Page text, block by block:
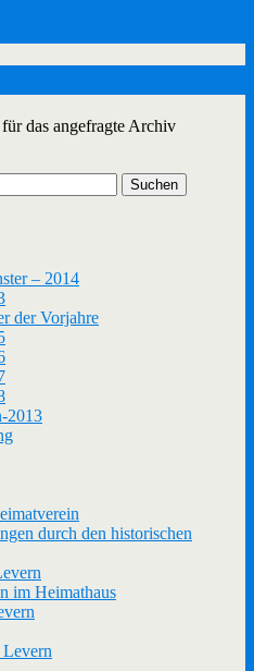
das angefragte Archiv
– 2014
der Vorjahre
2013
durch den historischen
im Heimathaus